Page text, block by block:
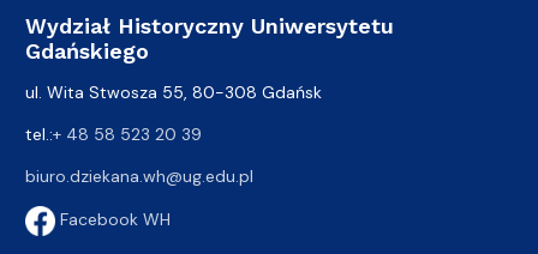
Wydział Historyczny Uniwersytetu
Gdańskiego
ul. Wita Stwosza 55, 80-308 Gdańsk
tel.:+ 48 58 523 20 39
biuro.dziekana.wh@ug.edu.pl
Facebook WH